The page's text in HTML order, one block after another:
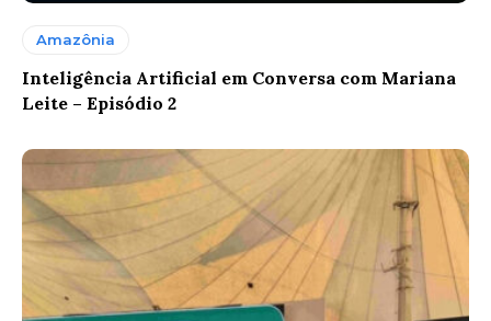
Amazônia
Inteligência Artificial em Conversa com Mariana
Leite – Episódio 2